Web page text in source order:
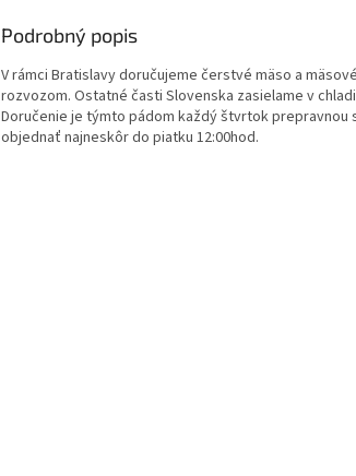
Podrobný popis
V rámci Bratislavy doručujeme čerstvé mäso a
rozvozom. Ostatné časti Slovenska zasielame v
Doručenie je týmto pádom každý štvrtok
objednať najneskôr do piatku 12:00hod.